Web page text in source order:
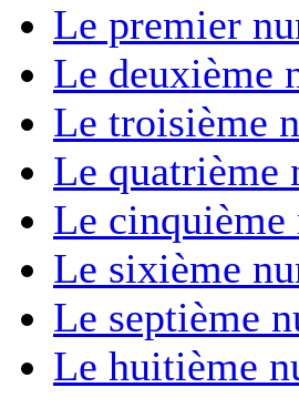
Le premier
Le deuxième
Le troisième
Le quatrième
Le
Le sixième
Le septième
Le huitième